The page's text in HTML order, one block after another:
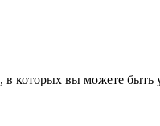
которых вы можете быть